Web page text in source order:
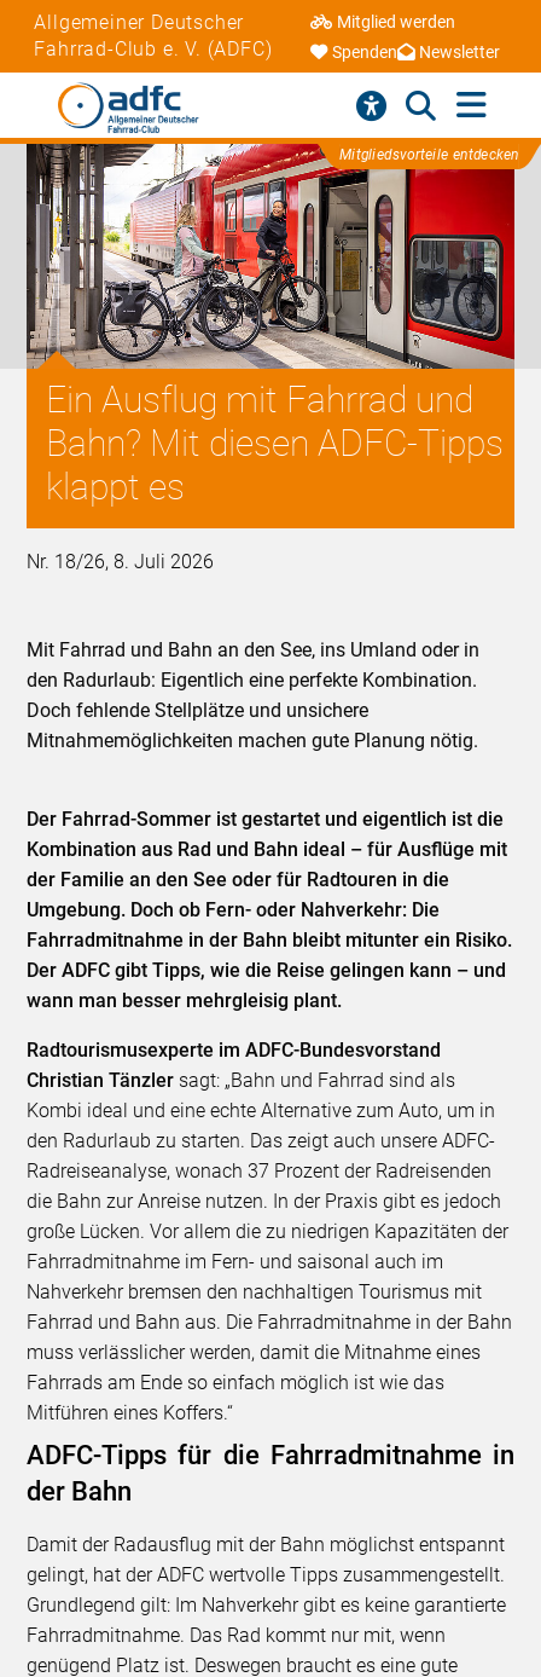
Allgemeiner Deutscher
Fahrrad-Club e. V. (ADFC)
Mitglied werden
Spenden
Newsletter
Mitgliedsvorteile entdecken
Ein Ausflug mit Fahrrad und
Bahn? Mit diesen ADFC-Tipps
klappt es
Nr. 18/26, 8. Juli 2026
Mit Fahrrad und Bahn an den See, ins Umland oder in
den Radurlaub: Eigentlich eine perfekte Kombination.
Doch fehlende Stellplätze und unsichere
Mitnahmemöglichkeiten machen gute Planung nötig.
Der Fahrrad-Sommer ist gestartet und eigentlich ist die
Kombination aus Rad und Bahn ideal – für Ausflüge mit
der Familie an den See oder für Radtouren in die
Umgebung. Doch ob Fern- oder Nahverkehr: Die
Fahrradmitnahme in der Bahn bleibt mitunter ein Risiko.
Der ADFC gibt Tipps, wie die Reise gelingen kann – und
wann man besser mehrgleisig plant.
Radtourismusexperte im ADFC-Bundesvorstand
Christian Tänzler sagt: „Bahn und Fahrrad sind als
Kombi ideal und eine echte Alternative zum Auto, um in
den Radurlaub zu starten. Das zeigt auch unsere ADFC-
Radreiseanalyse, wonach 37 Prozent der Radreisenden
die Bahn zur Anreise nutzen. In der Praxis gibt es jedoch
große Lücken. Vor allem die zu niedrigen Kapazitäten der
Fahrradmitnahme im Fern- und saisonal auch im
Nahverkehr bremsen den nachhaltigen Tourismus mit
Fahrrad und Bahn aus. Die Fahrradmitnahme in der Bahn
muss verlässlicher werden, damit die Mitnahme eines
Fahrrads am Ende so einfach möglich ist wie das
Mitführen eines Koffers.“
ADFC-Tipps für die Fahrradmitnahme in
der Bahn
Damit der Radausflug mit der Bahn möglichst entspannt
gelingt, hat der ADFC wertvolle Tipps zusammengestellt.
Grundlegend gilt: Im Nahverkehr gibt es keine garantierte
Fahrradmitnahme. Das Rad kommt nur mit, wenn
genügend Platz ist. Deswegen braucht es eine gute